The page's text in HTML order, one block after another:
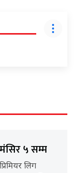
५ सम्म
लिग